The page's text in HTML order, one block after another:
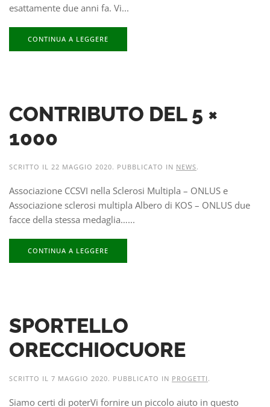
esattamente due anni fa. Vi...
CONTINUA A LEGGERE
CONTRIBUTO DEL 5 ×
1000
SCRITTO IL 22 MAGGIO 2020. PUBBLICATO IN NEWS.
Associazione CCSVI nella Sclerosi Multipla – ONLUS e
Associazione sclerosi multipla Albero di KOS – ONLUS due
facce della stessa medaglia…...
CONTINUA A LEGGERE
SPORTELLO
ORECCHIOCUORE
SCRITTO IL 7 MAGGIO 2020. PUBBLICATO IN PROGETTI .
Siamo certi di poterVi fornire un piccolo aiuto in questo